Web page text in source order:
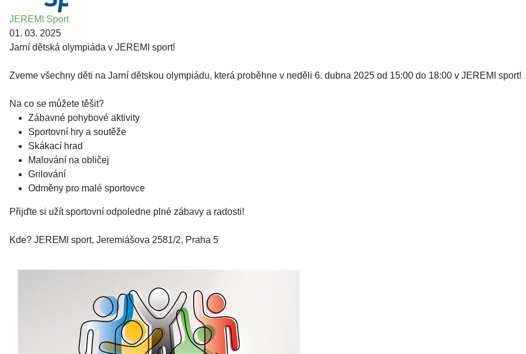
JEREMI Sport
01. 03. 2025
Jarní dětská olympiáda v JEREMI sport!
Zveme všechny děti na Jarní dětskou olympiádu, která proběhne v neděli 6. dubna 2025 od 15:00 do 18:00 v JEREMI sport!
Na co se můžete těšit?
Zábavné pohybové aktivity
Sportovní hry a soutěže
Skákací hrad
Malování na obličej
Grilování
Odměny pro malé sportovce
Přijďte si užít sportovní odpoledne plné zábavy a radosti!
Kde? JEREMI sport, Jeremiášova 2581/2, Praha 5